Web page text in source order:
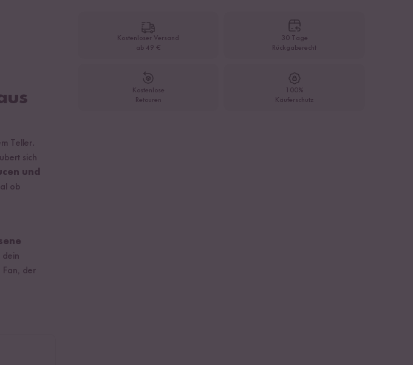
Kostenloser Versand
ab 49 €
30 Tage
Rückgaberecht
Kostenlose
Retouren
100%
Käuferschutz
Teller.
sich
und
ob
dein
Fan, der